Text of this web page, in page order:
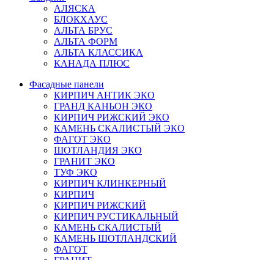
АЛЯСКА
БЛОКХАУС
АЛЬТА БРУС
АЛЬТА ФОРМ
АЛЬТА КЛАССИКА
КАНАДА ПЛЮС
Фасадные панели
КИРПИЧ АНТИК ЭКО
ГРАНД КАНЬОН ЭКО
КИРПИЧ РИЖСКИЙ ЭКО
КАМЕНЬ СКАЛИСТЫЙ ЭКО
ФАГОТ ЭКО
ШОТЛАНДИЯ ЭКО
ГРАНИТ ЭКО
ТУФ ЭКО
КИРПИЧ КЛИНКЕРНЫЙ
КИРПИЧ
КИРПИЧ РИЖСКИЙ
КИРПИЧ РУСТИКАЛЬНЫЙ
КАМЕНЬ СКАЛИСТЫЙ
КАМЕНЬ ШОТЛАНДСКИЙ
ФАГОТ